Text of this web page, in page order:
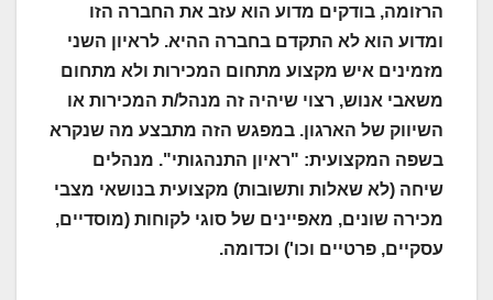
הרזומה, בודקים מדוע הוא עזב את החברה הזו
ומדוע הוא לא התקדם בחברה ההיא. לראיון השני
מזמינים איש מקצוע מתחום המכירות ולא מתחום
משאבי אנוש, רצוי שיהיה זה מנהל/ת המכירות או
השיווק של הארגון. במפגש הזה מתבצע מה שנקרא
בשפה המקצועית: "ראיון התנהגותי". מנהלים
שיחה (לא שאלות ותשובות) מקצועית בנושאי מצבי
מכירה שונים, מאפיינים של סוגי לקוחות (מוסדיים,
עסקיים, פרטיים וכו') וכדומה.